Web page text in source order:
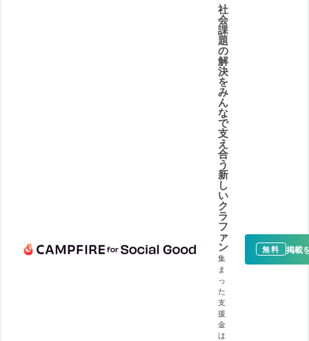
社
会
課
題
の
解
決
を
み
ん
な
で
支
え
合
う
新
し
い
ク
ラ
フ
ァ
ン
集
ま
っ
た
支
援
金
は
無料 掲載